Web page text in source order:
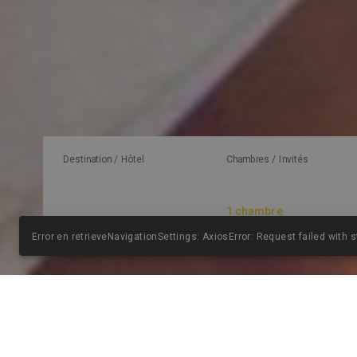
Destination / Hôtel Chambres / Invités
Error en retrieveNavigationSettings: AxiosError: Request failed with